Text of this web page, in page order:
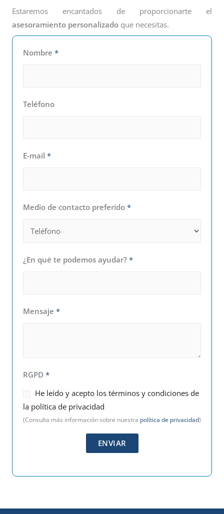
Estaremos encantados de proporcionarte el
asesoramiento personalizado que necesitas.
Nombre *
Teléfono
E-mail *
Medio de contacto preferido *
¿En qué te podemos ayudar? *
Mensaje *
d
*
RGPD *
He leído y acepto los términos y condiciones de
la política de privacidad
(Consulta más información sobre nuestra política de privacidad)
ENVIAR